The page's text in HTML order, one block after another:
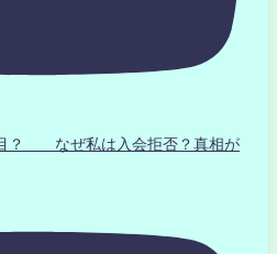
？ なぜ私は入会拒否？真相が